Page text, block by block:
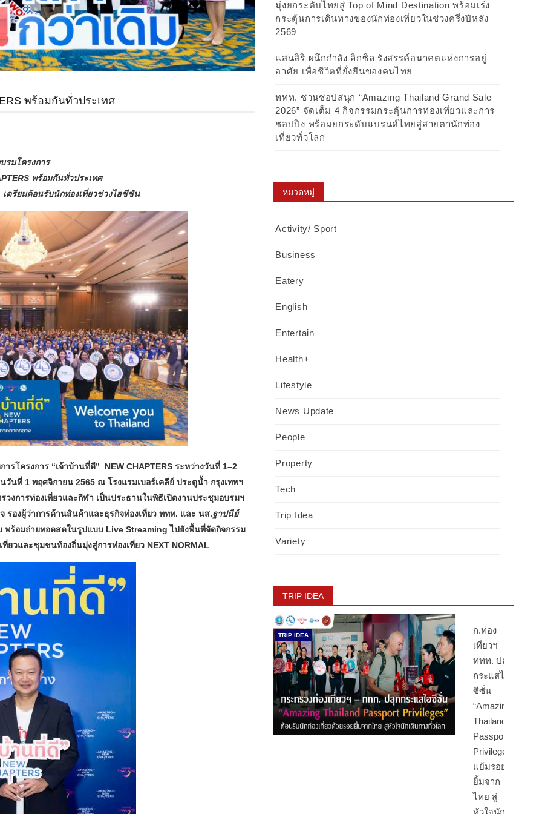
พร้อมกันทั่วประเทศ
รมโครงการ
พร้อมกันทั่วประเทศ
เตรียมต้อนรับนักท่องเที่ยวช่วงไฮซีซัน
รโครงการ “เจ้าบ้านที่ดี” NEW CHAPTERS ระหว่างวันที่ 1–2
นที่ 1 พฤศจิกายน 2565 ณ โรงแรมเบอร์เคลีย์ ประตูน้ำ กรุงเทพฯ
งการท่องเที่ยวและกีฬา เป็นประธานในพิธีเปิดงานประชุมอบรมฯ
องผู้ว่าการด้านสินค้าและธุรกิจท่องเที่ยว ททท. และ นส.ฐาปนีย์
พร้อมถ่ายทอดสดในรูปแบบ Live Streaming ไปยังพื้นที่จัดกิจกรรม
ยวและชุมชนท้องถิ่นมุ่งสู่การท่องเที่ยว NEXT NORMAL
มุ่งยกระดับไทยสู่ Top of Mind Destination พร้อมเร่ง
กระตุ้นการเดินทางของนักท่องเที่ยวในช่วงครึ่งปีหลัง
2569
แสนสิริ ผนึกกำลัง ลิกซิล รังสรรค์อนาคตแห่งการอยู่
อาศัย เพื่อชีวิตที่ยั่งยืนของคนไทย
ททท. ชวนชอปสนุก “Amazing Thailand Grand Sale
2026” จัดเต็ม 4 กิจกรรมกระตุ้นการท่องเที่ยวและการ
ชอปปิง พร้อมยกระดับแบรนด์ไทยสู่สายตานักท่อง
เที่ยวทั่วโลก
หมวดหมู่
Activity/ Sport
Business
Eatery
English
Entertain
Health+
Lifestyle
News Update
People
Property
Tech
Trip Idea
Variety
TRIP IDEA
TRIP IDEA
ก.ท่อง
เที่ยวฯ –
ททท. ปลุก
กระแสไฮ
ซีซั่น
“Amazing
Thailand
Passport
Privileges”
แย้มรอย
ยิ้มจาก
ไทย สู่
หัวใจนัก